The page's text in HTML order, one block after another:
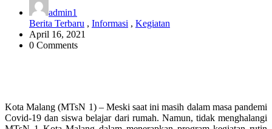
admin1
Berita Terbaru , Informasi , Kegiatan
April 16, 2021
0 Comments
Kota Malang (MTsN 1) – Meski saat ini masih dalam masa pandemi
Covid-19 dan siswa belajar dari rumah. Namun, tidak menghalangi